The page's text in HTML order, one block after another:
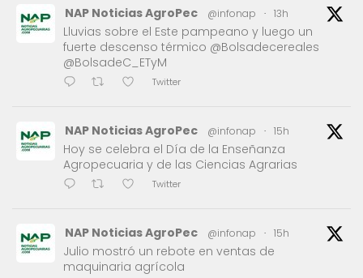
NAP Noticias AgroPec @infonap · 13h
Lluvias sobre el Este pampeano y luego un
fuerte descenso térmico @Bolsadecereales
@BolsadeC_ETyM
Twitter
NAP Noticias AgroPec @infonap · 15h
Hoy se celebra el Día de la Enseñanza
Agropecuaria y de las Ciencias Agrarias
Twitter
NAP Noticias AgroPec @infonap · 15h
Julio mostró un rebote en ventas de
maquinaria agrícola